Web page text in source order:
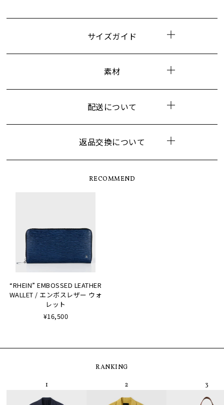
サイズガイド
素材
配送について
返品交換について
RECOMMEND
“RHEIN” EMBOSSED LEATHER
WALLET / エンボスレザー ウォ
レット
¥16,500
RANKING